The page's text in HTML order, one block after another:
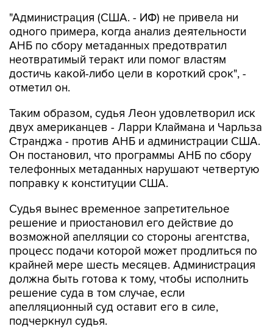
"Администрация (США. - ИФ) не привела ни
одного примера, когда анализ деятельности
АНБ по сбору метаданных предотвратил
неотвратимый теракт или помог властям
достичь какой-либо цели в короткий срок", -
отметил он.
Таким образом, судья Леон удовлетворил иск
двух американцев - Ларри Клаймана и Чарльза
Странджа - против АНБ и администрации США.
Он постановил, что программы АНБ по сбору
телефонных метаданных нарушают четвертую
поправку к конституции США.
Судья вынес временное запретительное
решение и приостановил его действие до
возможной апелляции со стороны агентства,
процесс подачи которой может продлиться по
крайней мере шесть месяцев. Администрация
должна быть готова к тому, чтобы исполнить
решение суда в том случае, если
апелляционный суд оставит его в силе,
подчеркнул судья.